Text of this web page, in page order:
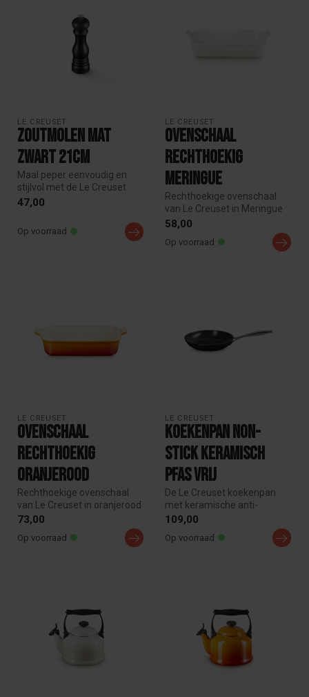
LE CREUSET
Zoutmolen Mat
Zwart 21cm
Maal peper eenvoudig en
stijlvol met de Le Creuset
zoutmolen van 21 cm.
47,00
Op voorraad
LE CREUSET
Ovenschaal
Rechthoekig
Meringue
Rechthoekige ovenschaal
van Le Creuset in Meringue
aardewerk. Krasbestendig,
58,00
Op voorraad
LE CREUSET
Ovenschaal
Rechthoekig
Oranjerood
Rechthoekige ovenschaal
van Le Creuset in oranjerood
aardewerk. Krasbestendig,
73,00
Op voorraad
LE CREUSET
Koekenpan Non-
Stick Keramisch
pfas vrij
De Le Creuset koekenpan
met keramische anti-
aanbaklaag zorgt voor
109,00
Op voorraad